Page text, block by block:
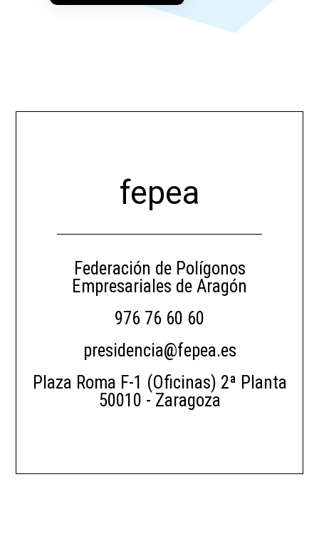
fepea
Federación de Polígonos
Empresariales de Aragón
976 76 60 60
presidencia@fepea.es
Plaza Roma F-1 (Oficinas) 2ª Planta
50010 - Zaragoza